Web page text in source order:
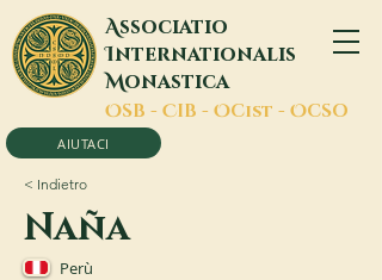
Associatio
Internationalis
Monastica
OSB - CIB - OCist - OCSO
AIUTACI
< Indietro
Naña
Perù